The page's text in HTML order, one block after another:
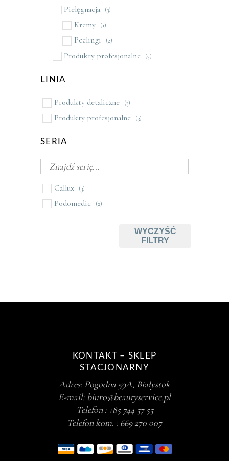
Pielęgnacja (3)
Kremy (1)
Peelingi (2)
Produkty profesjonalne (5)
LINIA
Produkty detaliczne (3)
Produkty profesjonalne (3)
SERIA
Callux (3)
Podomedic (2)
WYCZYŚĆ
FILTRY
KONTAKT – SKLEP
STACJONARNY
Adres: Pogodna 59A, Białystok
E-mail: biuro@beautyservice.pl
Telefon : +85 744 57 55
Telefon kom. : 669 270 007